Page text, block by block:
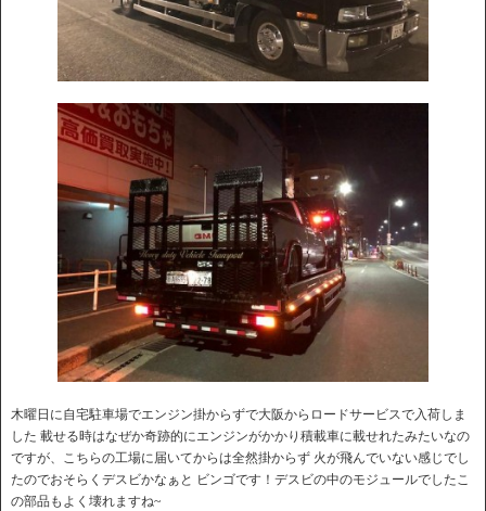
木曜日に自宅駐車場でエンジン掛からずで大阪からロードサービスで入荷しま
した 載せる時はなぜか奇跡的にエンジンがかかり積載車に載せれたみたいなの
ですが、こちらの工場に届いてからは全然掛からず 火が飛んでいない感じでし
たのでおそらくデスビかなぁと ビンゴです！デスビの中のモジュールでしたこ
の部品もよく壊れますね~